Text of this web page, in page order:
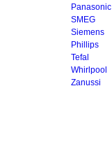
Panasonic
SMEG
Siemens
Phillips
Tefal
Whirlpool
Zanussi